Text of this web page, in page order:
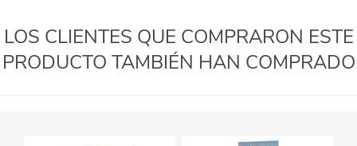
LOS CLIENTES QUE COMPRARON ESTE
PRODUCTO TAMBIÉN HAN COMPRADO